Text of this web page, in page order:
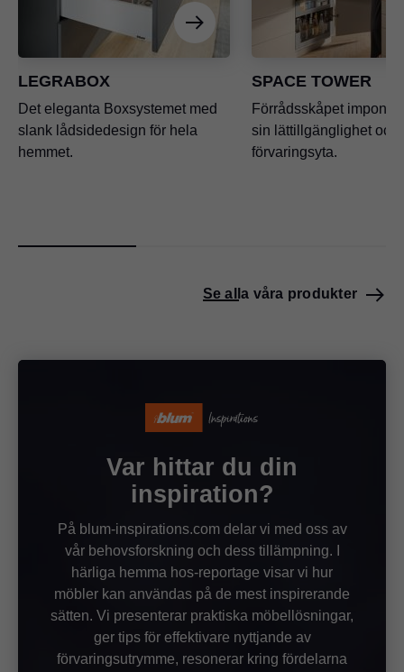
Se alla våra produkter
LEGRABOX
Det eleganta Boxsystemet med
slank lådsidedesign för hela
hemmet.
SPACE TOWER
Förrådsskåpet
sin lättillgänglighet och
förvaringsyta.
Var hittar du din
inspiration?
På blum-inspirations.com delar vi med oss av
vår behovsforskning och dess tillämpning. I
härliga hemma hos-reportage visar vi hur
möbler kan användas på de mest inspirerande
sätten. Vi presenterar praktiska möbellösningar,
ger tips för effektivare nyttjande av
förvaringsutrymme, resonerar kring fördelarna